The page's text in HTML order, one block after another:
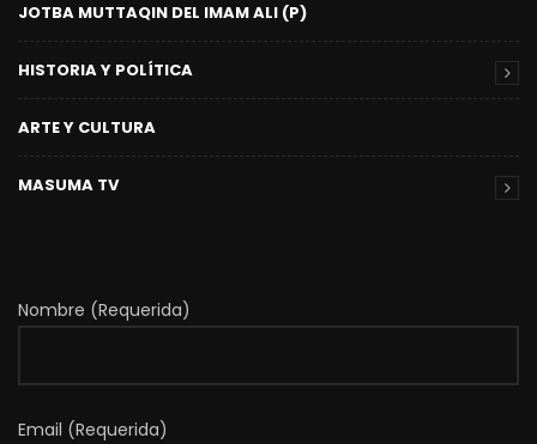
JOTBA MUTTAQIN DEL IMAM ALI (P)
HISTORIA Y POLÍTICA
ARTE Y CULTURA
MASUMA TV
Nombre (Requerida)
Email (Requerida)